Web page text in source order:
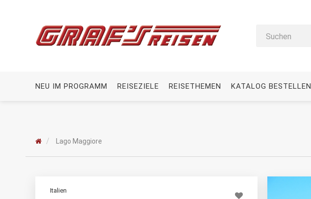
NEU IM PROGRAMM REISEZIELE REISETHEMEN KATALOG BESTELLEN
Lago Maggiore
Italien